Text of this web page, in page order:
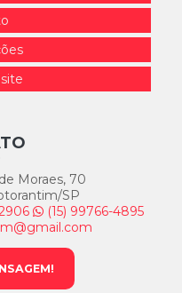
Moraes, 70
SP
(15) 99766-4895